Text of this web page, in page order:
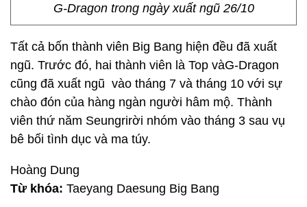
G-Dragon trong ngày xuất ngũ 26/10
Tất cả bốn thành viên Big Bang hiện đều đã xuất
ngũ. Trước đó, hai thành viên là Top vàG-Dragon
cũng đã xuất ngũ vào tháng 7 và tháng 10 với sự
chào đón của hàng ngàn người hâm mộ. Thành
viên thứ năm Seungrirời nhóm vào tháng 3 sau vụ
bê bối tình dục và ma túy.
Hoàng Dung
Từ khóa: Taeyang Daesung Big Bang